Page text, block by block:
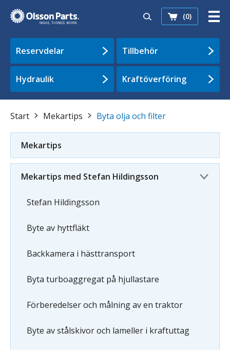
(0)
Reservdelar Tillbehör
Hydraulik Kraftöverföring
Start Mekartips Byta olja och filter
Mekartips
Mekartips med Stefan Hildingsson
Stefan Hildingsson
Byte av hyttfläkt
Backkamera i hästtransport
Byta turboaggregat på hjullastare
Förberedelser och målning av en traktor
Byte av stålskivor och lameller i kraftuttag